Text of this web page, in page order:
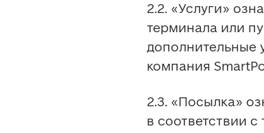
2.2. «Услуги»
терминала или
дополнительные
компания
2.3. «Посылка»
в соответствии